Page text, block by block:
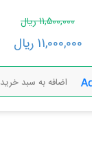
11,500,000ریال
11,000,000 ریال
اضافه به سبد خرید